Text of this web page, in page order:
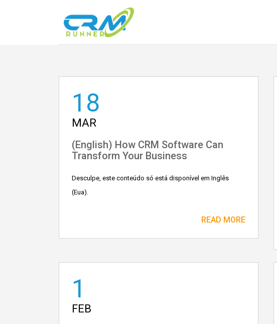
18
MAR
(English) How CRM Software Can
Transform Your Business
Desculpe, este conteúdo só está disponível em Inglês
(Eua).
READ MORE
1
FEB